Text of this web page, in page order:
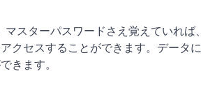
マスターパスワードさえ覚えていれば
クセスすることができます。データ
きます。